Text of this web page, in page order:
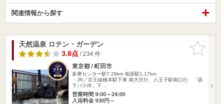
関連情報から探す
お気に入
りに追加
天然温泉 ロテン・ガーデン
3.8点/ 234 件
東京都 / 町田市
多摩センター駅7.29km 相原駅1.17km
・JR／京王線橋本駅下車 南大沢行、八王子駅南口行 「坂
下バス停」下…
営業時間 9:00～24:00
入浴料金 930円～